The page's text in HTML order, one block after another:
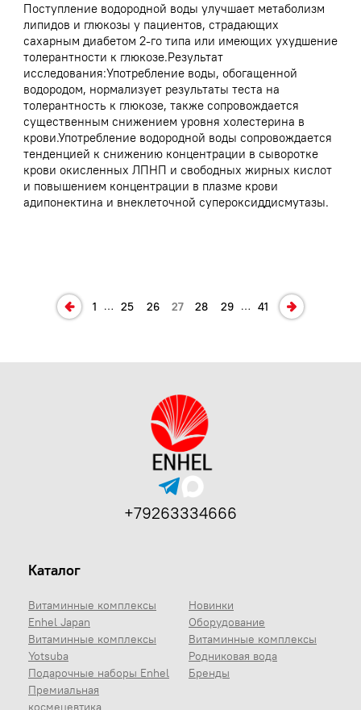
Поступление водородной воды улучшает метаболизм
липидов и глюкозы у пациентов, страдающих
сахарным диабетом 2-го типа или имеющих ухудшение
толерантности к глюкозе.Результат
исследования:Употребление воды, обогащенной
водородом, нормализует результаты теста на
толерантность к глюкозе, также сопровождается
существенным снижением уровня холестерина в
крови.Употребление водородной воды сопровождается
тенденцией к снижению концентрации в сыворотке
крови окисленных ЛПНП и свободных жирных кислот
и повышением концентрации в плазме крови
адипонектина и внеклеточной супероксиддисмутазы.
1 … 25 26 27 28 29 … 41
Каталог
Витаминные комплексы
Enhel Japan
Витаминные комплексы
Yotsuba
Подарочные наборы Enhel
Премиальная
космецевтика
Новинки
Оборудование
Витаминные комплексы
Родниковая вода
Бренды
+79263334666